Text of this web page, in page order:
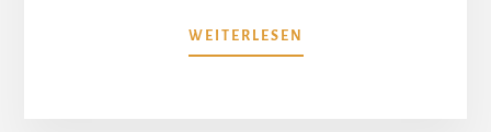
WEITERLESEN
–